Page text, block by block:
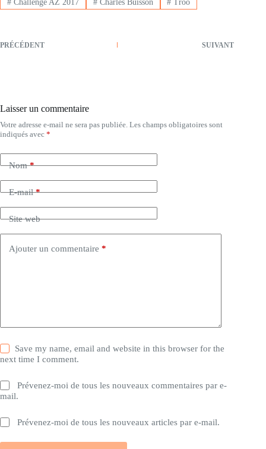
#Challenge AZ 2017 #Charles Buisson # Troo
PRÉCÉDENT SUIVANT
Laisser un commentaire
Votre adresse e-mail ne sera pas publiée. Les champs obligatoires sont
indiqués avec *
Nom*
E-mail*
Site web
Ajouter un commentaire *
Save my name, email and website in this browser for the
next time I comment.
Prévenez-moi de tous les nouveaux commentaires par e-
mail.
Prévenez-moi de tous les nouveaux articles par e-mail.